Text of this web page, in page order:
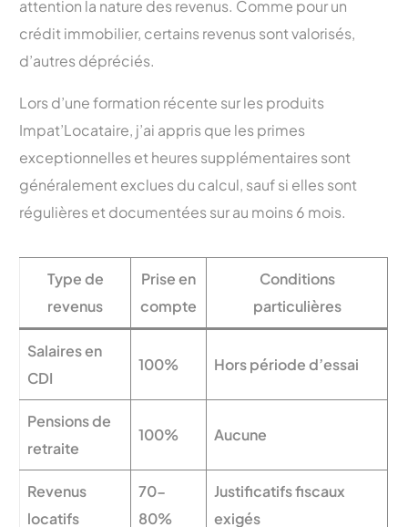
attention la nature des revenus. Comme pour un
crédit immobilier, certains revenus sont valorisés,
d’autres dépréciés.
Lors d’une formation récente sur les produits
Impat’Locataire, j’ai appris que les primes
exceptionnelles et heures supplémentaires sont
généralement exclues du calcul, sauf si elles sont
régulières et documentées sur au moins 6 mois.
Type de
revenus
Prise en
compte
Conditions
particulières
Salaires en
CDI
100% Hors période d’essai
Pensions de
retraite
100% Aucune
Revenus
locatifs
70-
80%
Justificatifs fiscaux
exigés